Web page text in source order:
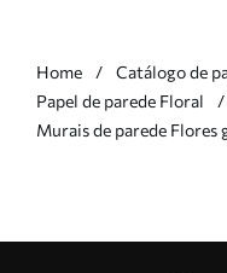
Home
Catálogo de
Papel de parede Floral
Murais de parede Flores